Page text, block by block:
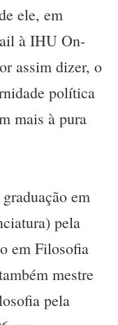
ele, em
à IHU On-
assim dizer, o
política
mais à pura
em
pela
em Filosofia
mestre
pela